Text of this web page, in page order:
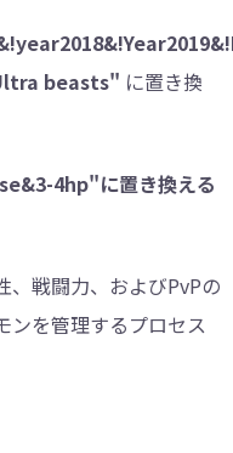
beasts" に置き換
4hp"に置き換える
、戦闘力、およびPvPの
ンを管理するプロセス